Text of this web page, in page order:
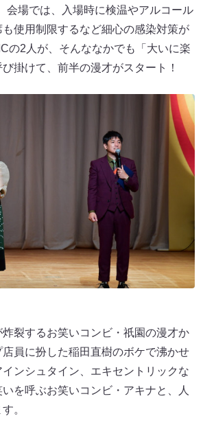
会場では、入場時に検温やアルコール
使用制限するなど細心の感染対策が
の2人が、そんななかでも「大いに楽
掛けて、前半の漫才がスタート！
裂するお笑いコンビ・祇園の漫才か
員に扮した稲田直樹のボケで沸かせ
ンシュタイン、エキセントリックな
を呼ぶお笑いコンビ・アキナと、人
。